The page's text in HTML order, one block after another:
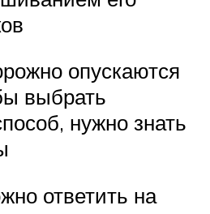
опускаются
выбрать
нужно знать
ответить на